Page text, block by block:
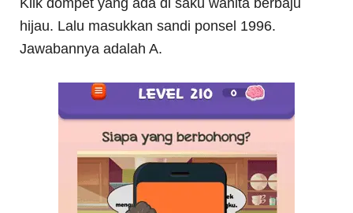
Klik dompet yang ada di saku wanita berbaju
hijau. Lalu masukkan sandi ponsel 1996.
Jawabannya adalah A.